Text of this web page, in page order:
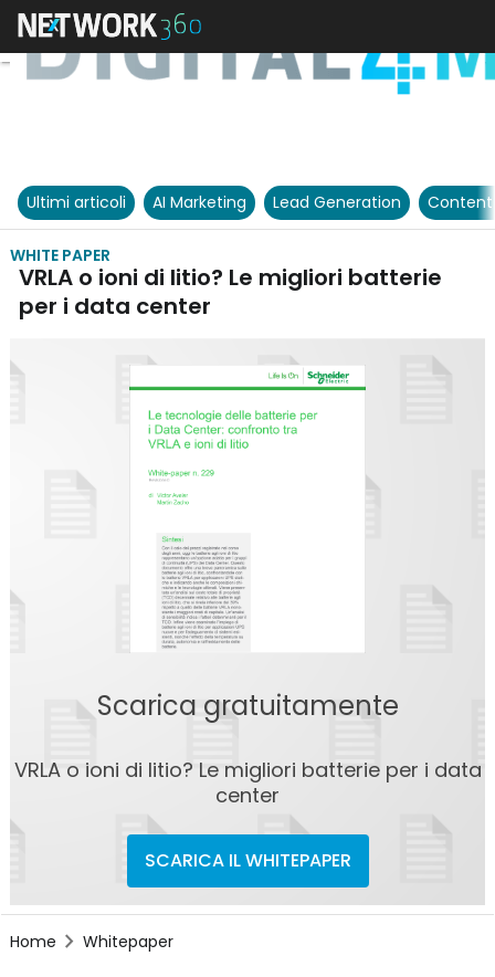
Ultimi articoli AI Marketing Lead Generation
WHITE PAPER
VRLA o ioni di litio? Le migliori batterie
per i data center
Scarica gratuitamente
VRLA o ioni di litio? Le migliori batterie per i data
center
SCARICA IL WHITEPAPER
Home Whitepaper